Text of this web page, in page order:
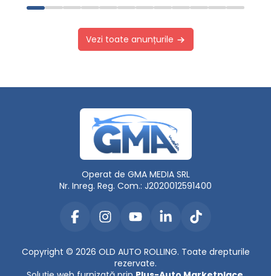
Vezi toate anunțurile
Operat de GMA MEDIA SRL
Nr. Inreg. Reg. Com.: J2020012591400
Copyright © 2026 OLD AUTO ROLLING. Toate drepturile
rezervate.